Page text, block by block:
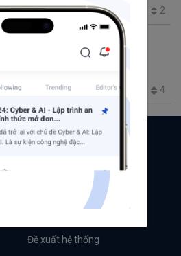
0 17 2
2022 2:39 SA
cho lập trình viên
0 4
Đề xuất hệ thống